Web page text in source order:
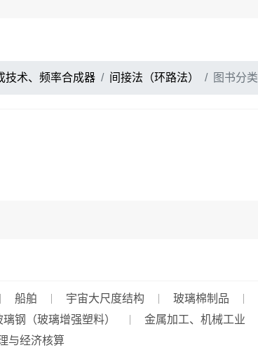
技术、频率合成器 间接法（环路法） 图书分类
船舶 宇宙大尺度结构
玻璃棉制品
璃钢（玻璃增强塑料）
金属加工、机械工业
与经济核算